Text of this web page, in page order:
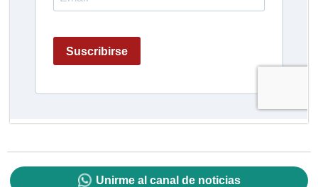
Unirme al canal de noticias